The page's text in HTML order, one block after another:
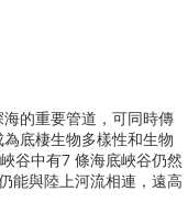
的重要管道，可同時傳
底棲生物多樣性和生物
谷中有7 條海底峽谷仍然
能與陸上河流相連，遠高